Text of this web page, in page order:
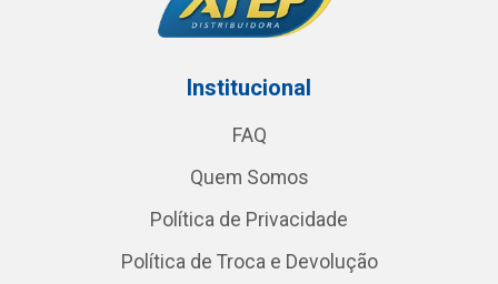
Institucional
FAQ
Quem Somos
Política de Privacidade
Política de Troca e Devolução